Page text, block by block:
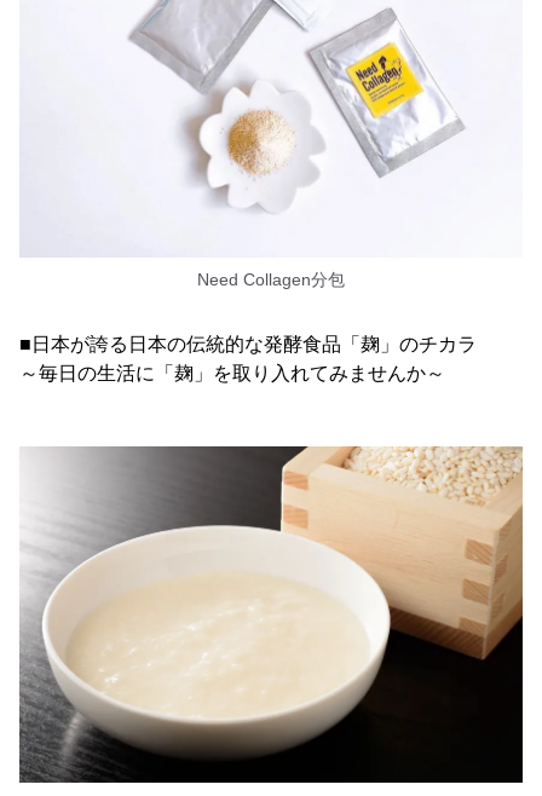
Need Collagen分包
■日本が誇る日本の伝統的な発酵食品「麹」のチカラ
～毎日の生活に「麹」を取り入れてみませんか～